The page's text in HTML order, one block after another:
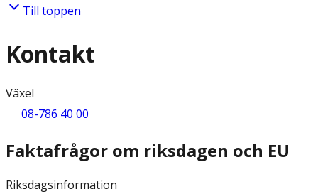
Till toppen
Kontakt
Växel
08-786 40 00
Faktafrågor om riksdagen och EU
Riksdagsinformation